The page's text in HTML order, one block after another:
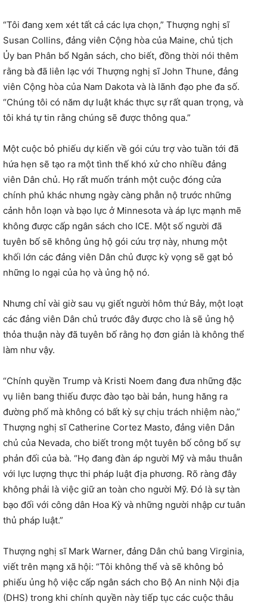
“Tôi đang xem xét tất cả các lựa chọn,” Thượng nghị sĩ
Susan Collins, đảng viên Cộng hòa của Maine, chủ tịch
Ủy ban Phân bổ Ngân sách, cho biết, đồng thời nói thêm
rằng bà đã liên lạc với Thượng nghị sĩ John Thune, đảng
viên Cộng hòa của Nam Dakota và là lãnh đạo phe đa số.
“Chúng tôi có năm dự luật khác thực sự rất quan trọng, và
tôi khá tự tin rằng chúng sẽ được thông qua.”
Một cuộc bỏ phiếu dự kiến ​​về gói cứu trợ vào tuần tới đã
hứa hẹn sẽ tạo ra một tình thế khó xử cho nhiều đảng
viên Dân chủ. Họ rất muốn tránh một cuộc đóng cửa
chính phủ khác nhưng ngày càng phẫn nộ trước những
cảnh hỗn loạn và bạo lực ở Minnesota và áp lực mạnh mẽ
không được cấp ngân sách cho ICE. Một số người đã
tuyên bố sẽ không ủng hộ gói cứu trợ này, nhưng một
khối lớn các đảng viên Dân chủ được kỳ vọng sẽ gạt bỏ
những lo ngại của họ và ủng hộ nó.
Nhưng chỉ vài giờ sau vụ giết người hôm thứ Bảy, một loạt
các đảng viên Dân chủ trước đây được cho là sẽ ủng hộ
thỏa thuận này đã tuyên bố rằng họ đơn giản là không thể
làm như vậy.
“Chính quyền Trump và Kristi Noem đang đưa những đặc
vụ liên bang thiếu được đào tạo bài bản, hung hăng ra
đường phố mà không có bất kỳ sự chịu trách nhiệm nào,”
Thượng nghị sĩ Catherine Cortez Masto, đảng viên Dân
chủ của Nevada, cho biết trong một tuyên bố công bố sự
phản đối của bà. “Họ đang đàn áp người Mỹ và mâu thuẫn
với lực lượng thực thi pháp luật địa phương. Rõ ràng đây
không phải là việc giữ an toàn cho người Mỹ. Đó là sự tàn
bạo đối với công dân Hoa Kỳ và những người nhập cư tuân
thủ pháp luật.”
Thượng nghị sĩ Mark Warner, đảng Dân chủ bang Virginia,
viết trên mạng xã hội: “Tôi không thể và sẽ không bỏ
phiếu ủng hộ việc cấp ngân sách cho Bộ An ninh Nội địa
(DHS) trong khi chính quyền này tiếp tục các cuộc thâu